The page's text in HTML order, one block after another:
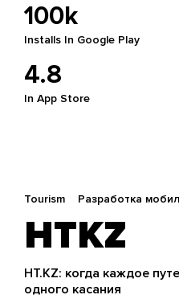
100k
Installs In Google Play
4.8
In App Store
Tourism Разработка
HT.KZ: когда каждое
одного касания
HTKZ